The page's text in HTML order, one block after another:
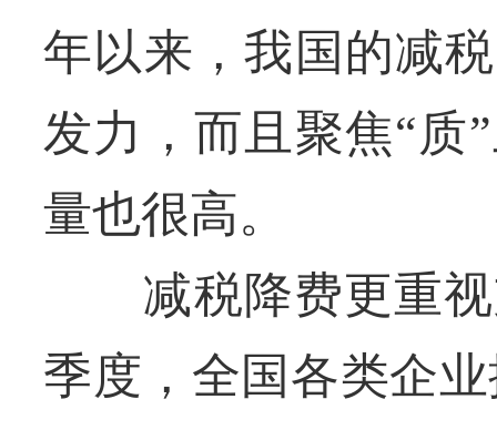
年以来，我国的减
发力，而且聚焦“质
量也很高。
减税降费更重视
季度，全国各类企